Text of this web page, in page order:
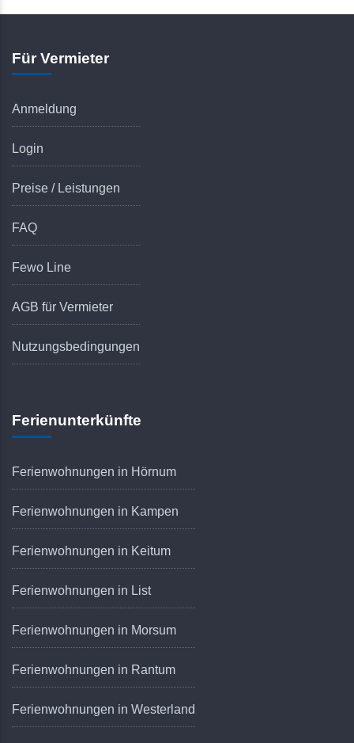
Für Vermieter
Anmeldung
Login
Preise / Leistungen
FAQ
Fewo Line
AGB für Vermieter
Nutzungsbedingungen
Ferienunterkünfte
Ferienwohnungen in Hörnum
Ferienwohnungen in Kampen
Ferienwohnungen in Keitum
Ferienwohnungen in List
Ferienwohnungen in Morsum
Ferienwohnungen in Rantum
Ferienwohnungen in Westerland